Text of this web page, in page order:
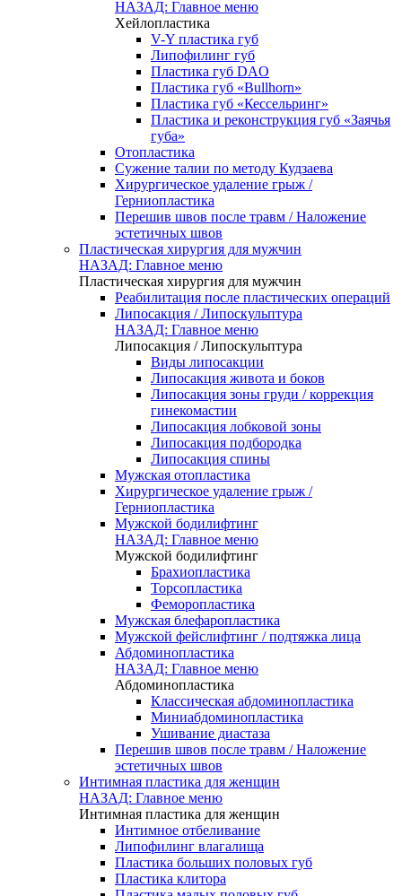
НАЗАД: Главное меню
Хейлопластика
V-Y пластика губ
Липофилинг губ
Пластика губ DAO
Пластика губ «Bullhorn»
Пластика губ «Кессельринг»
Пластика и реконструкция губ «Заячья
губа»
Отопластика
Сужение талии по методу Кудзаева
Хирургическое удаление грыж /
Герниопластика
Перешив швов после травм / Наложение
эстетичных швов
Пластическая хирургия для мужчин
НАЗАД: Главное меню
Пластическая хирургия для мужчин
Реабилитация после пластических операций
Липосакция / Липоскульптура
НАЗАД: Главное меню
Липосакция / Липоскульптура
Виды липосакции
Липосакция живота и боков
Липосакция зоны груди / коррекция
гинекомастии
Липосакция лобковой зоны
Липосакция подбородка
Липосакция спины
Мужская отопластика
Хирургическое удаление грыж /
Герниопластика
Мужской бодилифтинг
НАЗАД: Главное меню
Мужской бодилифтинг
Брахиопластика
Торсопластика
Феморопластика
Мужская блефаропластика
Мужской фейслифтинг / подтяжка лица
Абдоминопластика
НАЗАД: Главное меню
Абдоминопластика
Классическая абдоминопластика
Миниабдоминопластика
Ушивание диастаза
Перешив швов после травм / Наложение
эстетичных швов
Интимная пластика для женщин
НАЗАД: Главное меню
Интимная пластика для женщин
Интимное отбеливание
Липофилинг влагалища
Пластика больших половых губ
Пластика клитора